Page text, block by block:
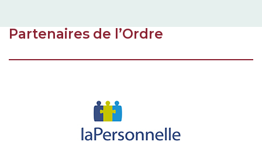
Partenaires de l’Ordre